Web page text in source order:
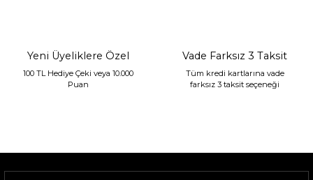
Yeni Üyeliklere Özel
100 TL Hediye Çeki veya 10.000
Puan
Vade Farksız 3 Taksit
Tüm kredi kartlarına vade
farksız 3 taksit seçeneği